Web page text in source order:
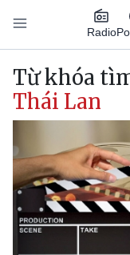
Nhảy đến nội dung
Radio
Main
Từ khóa
Thái Lan